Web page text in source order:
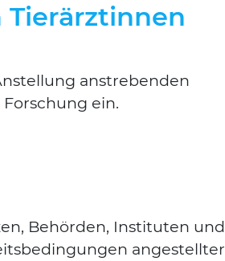
anstre­ben­den
ein.
Behör­den, Insti­tu­ten und
ange­stell­ter